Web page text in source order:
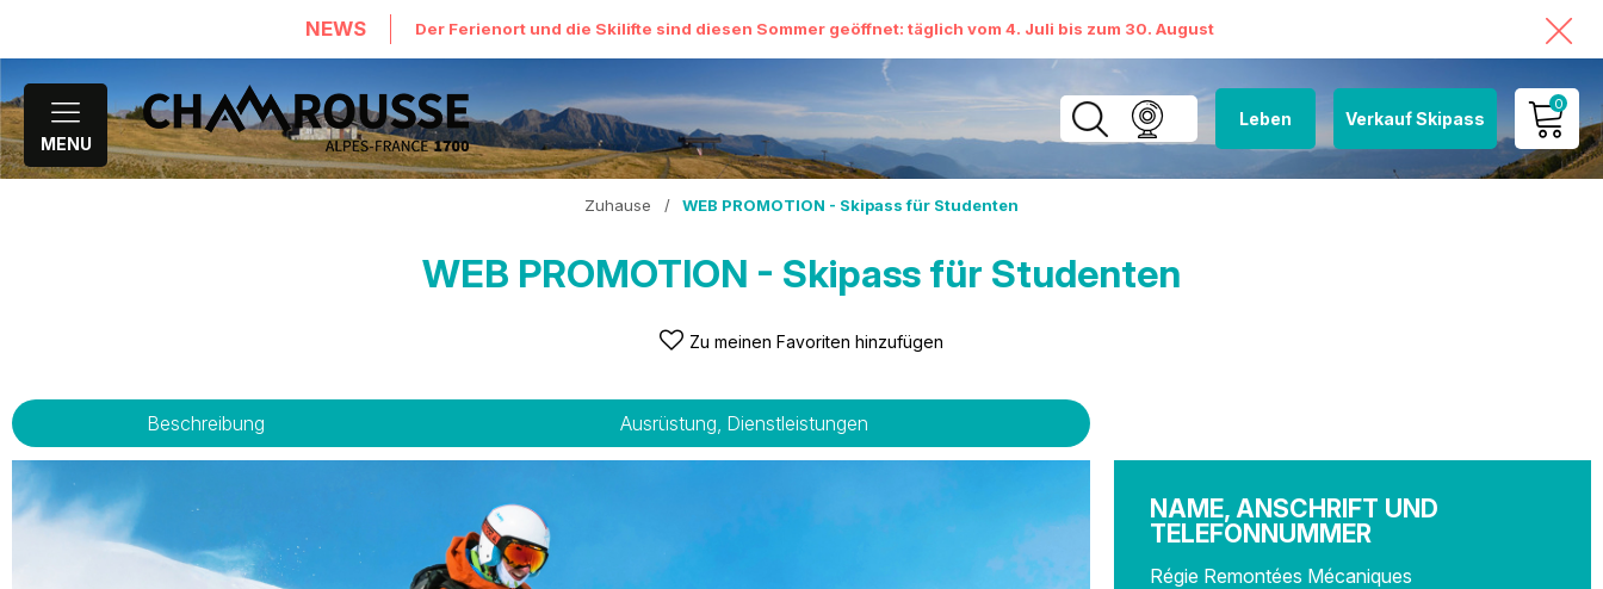
NEWS Der Ferienort und die Skilifte sind diesen Sommer geöffnet: täglich vom 4. Juli bis zum 30. August
MENU
Leben Verkauf Skipass
0
MEIN KONTO
Zuhause / WEB PROMOTION - Skipass für Studenten
WEB PROMOTION - Skipass für Studenten
Zu meinen Favoriten hinzufügen
Beschreibung Ausrüstung, Dienstleistungen
NAME, ANSCHRIFT UND
TELEFONNUMMER
Régie Remontées Mécaniques